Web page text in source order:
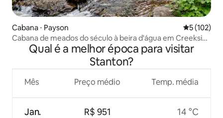
Cabana ⋅ Payson 5 de uma
5 (102)
Cabana de meados do século à beira d'água em Creekside
– Refúgio à beira d'água
Qual é a melhor época para visitar
Stanton?
Mês
Jan.
Preço médio
R$ 951
Temp. média
14 °C